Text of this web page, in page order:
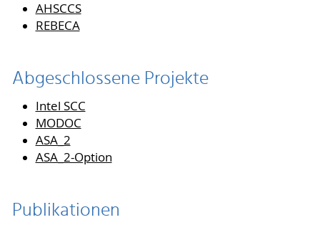
AHSCCS
REBECA
Abgeschlossene Projekte
Intel SCC
MODOC
ASA_2
ASA_2-Option
Publikationen